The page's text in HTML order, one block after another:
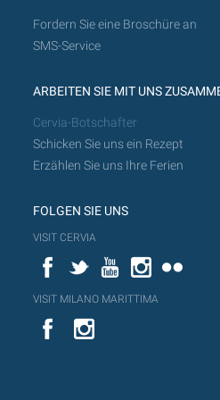
Fordern Sie eine Broschüre an
SMS-Service
ARBEITEN SIE MIT UNS
Cervia-Botschafter
Schicken Sie uns ein Rezept
Erzählen Sie uns Ihre Ferien
FOLGEN SIE UNS
VISIT CERVIA
FacebookTwitterYouTubeInstagram
VISIT MILANO MARITTIMA
YouTube